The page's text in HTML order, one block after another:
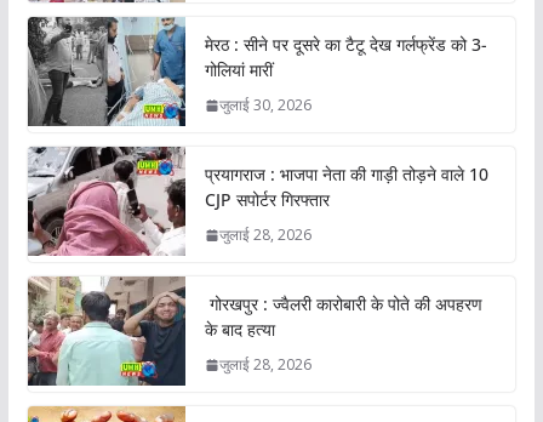
मेरठ : सीने पर दूसरे का टैटू देख गर्लफ्रेंड को 3-
गोलियां मारीं
जुलाई 30, 2026
प्रयागराज : भाजपा नेता की गाड़ी तोड़ने वाले 10
CJP सपोर्टर गिरफ्तार
जुलाई 28, 2026
गोरखपुर : ज्वैलरी कारोबारी के पोते की अपहरण
के बाद हत्या
जुलाई 28, 2026